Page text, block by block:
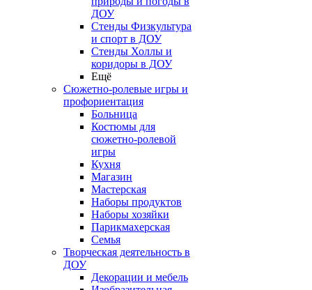
ДОУ
Стенды Физкультура
и спорт в ДОУ
Стенды Холлы и
коридоры в ДОУ
Ещё
Сюжетно-ролевые игры и
профориентация
Больница
Костюмы для
сюжетно-ролевой
игры
Кухня
Магазин
Мастерская
Наборы продуктов
Наборы хозяйки
Парикмахерская
Семья
Творческая деятельность в
ДОУ
Декорации и мебель